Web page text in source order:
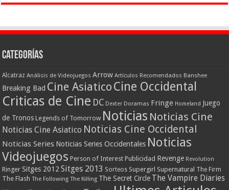
Categorías
Alcatraz Análisis de Videojuegos Arrow Artículos Recomendados Banshee
Breaking Bad Cine AsiaticoCine Occidental
Criticas de Cine DC Dexter Doramas Fringe Homeland Juego
de Tronos Legends of Tomorrow Noticias Noticias Cine
Noticias Cine Asiatico Noticias Cine Occidental
Noticias Series Noticias Series Occidentales Noticias
Videojuegos Person of Interest Publicidad Revenge Revolution
Ringer Sitges 2012 Sitges 2013 Sorteos Supergirl Supernatural The Firm
The Flash The Following The Killing The Secret Circle The Vampire Diaries